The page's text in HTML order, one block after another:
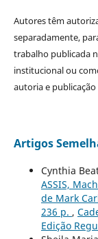
Autores têm
separadamente,
trabalho publicada
institucional ou
autoria e
Artigos
Cynthia
ASSIS,
de Mark
236 p. ,
Edição